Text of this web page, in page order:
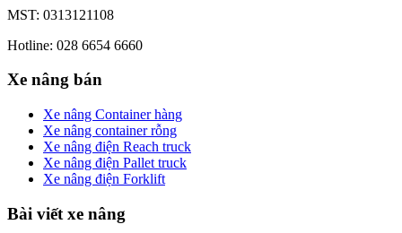
MST: 0313121108
Hotline: 028 6654 6660
Xe nâng bán
Xe nâng Container hàng
Xe nâng container rỗng
Xe nâng điện Reach truck
Xe nâng điện Pallet truck
Xe nâng điện Forklift
Bài viết xe nâng